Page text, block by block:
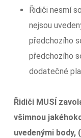
Řidiči nesmí
nejsou
předchozího
předchozího
dodatečné
Řidiči MUSÍ
všimnou
uvedenými body,